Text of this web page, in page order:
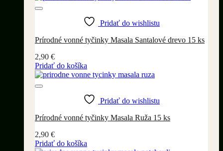
Pridať do wishlistu
Prírodné vonné tyčinky Masala Santalové drevo 15 ks
2,90 €
Pridať do košíka
Pridať do wishlistu
Prírodné vonné tyčinky Masala Ruža 15 ks
2,90 €
Pridať do košíka